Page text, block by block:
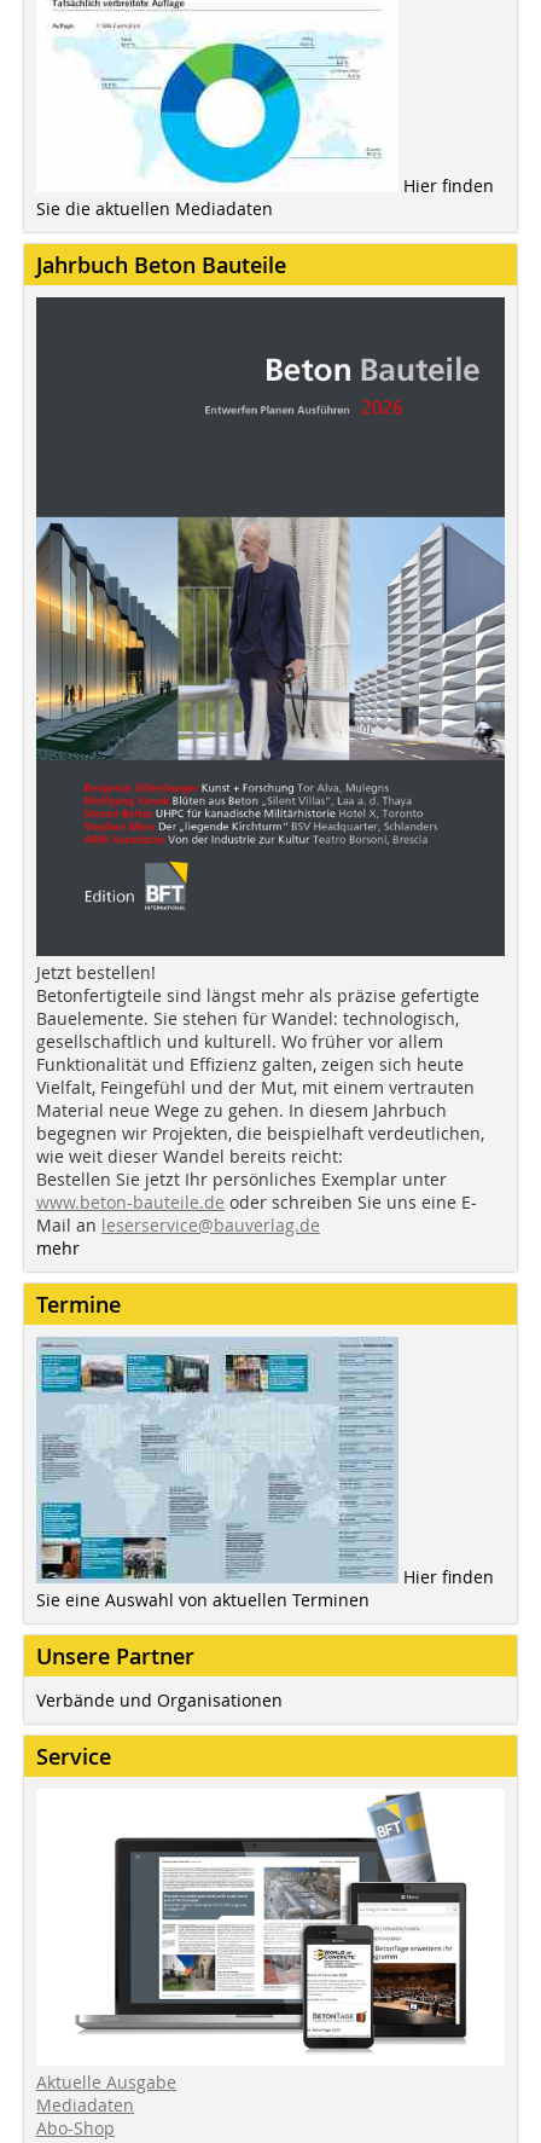
Hier finden
Sie die aktuellen Mediadaten
Jahrbuch Beton Bauteile
Jetzt bestellen!
Betonfertigteile sind längst mehr als präzise gefertigte
Bauelemente. Sie stehen für Wandel: technologisch,
gesellschaftlich und kulturell. Wo früher vor allem
Funktionalität und Effizienz galten, zeigen sich heute
Vielfalt, Feingefühl und der Mut, mit einem vertrauten
Material neue Wege zu gehen. In diesem Jahrbuch
begegnen wir Projekten, die beispielhaft verdeutlichen,
wie weit dieser Wandel bereits reicht:
Bestellen Sie jetzt Ihr persönliches Exemplar unter
www.beton-bauteile.de oder schreiben Sie uns eine E-
Mail an leserservice@bauverlag.de
mehr
Termine
Hier finden
Sie eine Auswahl von aktuellen Terminen
Unsere Partner
Verbände und Organisationen
Service
Aktuelle Ausgabe
Mediadaten
Abo-Shop